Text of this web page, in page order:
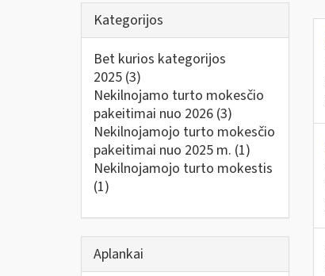
Kategorijos
Bet kurios kategorijos
2025 (3)
Nekilnojamo turto mokesčio
pakeitimai nuo 2026 (3)
Nekilnojamojo turto mokesčio
pakeitimai nuo 2025 m. (1)
Nekilnojamojo turto mokestis
(1)
Aplankai